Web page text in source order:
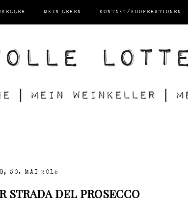
MEIN LEBEN KONTAKT/KOOPERATIONEN
30. MAI 2015
STRADA DEL PROSECCO